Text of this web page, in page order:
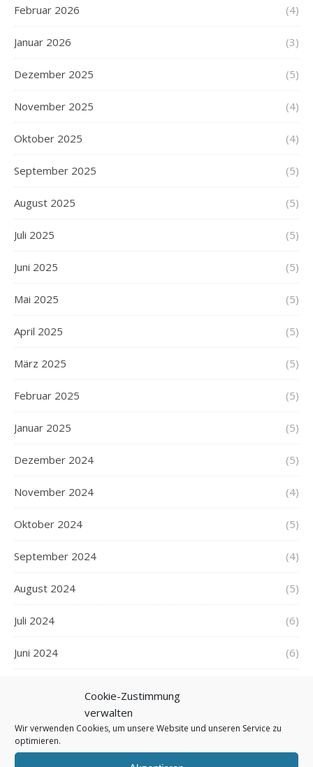
Cookie-Zustimmung
verwalten
Wir verwenden Cookies, um unsere Website und unseren Service zu
optimieren.
Februar 2026 (4)
Januar 2026 (3)
Dezember 2025 (5)
November 2025 (4)
Oktober 2025 (4)
September 2025 (5)
August 2025 (5)
Juli 2025 (5)
Juni 2025 (5)
Mai 2025 (5)
April 2025 (5)
März 2025 (5)
Februar 2025 (5)
Januar 2025 (5)
Dezember 2024 (5)
November 2024 (4)
Oktober 2024 (5)
September 2024 (4)
August 2024 (5)
Juli 2024 (6)
Juni 2024 (6)
März 2024 (6)